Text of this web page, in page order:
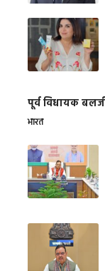
पूर्व विधायक
भारत